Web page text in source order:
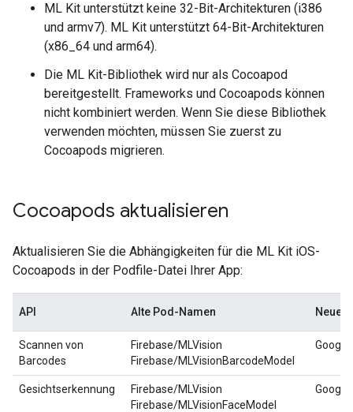
ML Kit unterstützt keine 32-Bit-Architekturen (i386
und armv7). ML Kit unterstützt 64-Bit-Architekturen
(x86_64 und arm64).
Die ML Kit-Bibliothek wird nur als Cocoapod
bereitgestellt. Frameworks und Cocoapods können
nicht kombiniert werden. Wenn Sie diese Bibliothek
verwenden möchten, müssen Sie zuerst zu
Cocoapods migrieren.
Cocoapods aktualisieren
Aktualisieren Sie die Abhängigkeiten für die ML Kit iOS-
Cocoapods in der Podfile-Datei Ihrer App:
API Alte Pod-Namen Neue
Scannen von
Barcodes
Firebase/MLVision
Firebase/MLVisionBarcodeModel
Gesichtserkennung
Firebase/MLVision
Firebase/MLVisionFaceModel